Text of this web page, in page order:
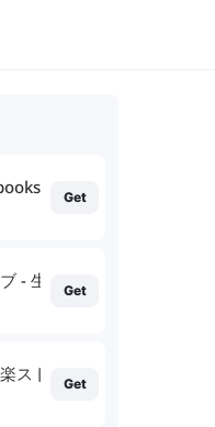
and audiobooks
Get
ライブ - 生放送 ライブ配信 アプ
Get
ストリーミングサービス
Get